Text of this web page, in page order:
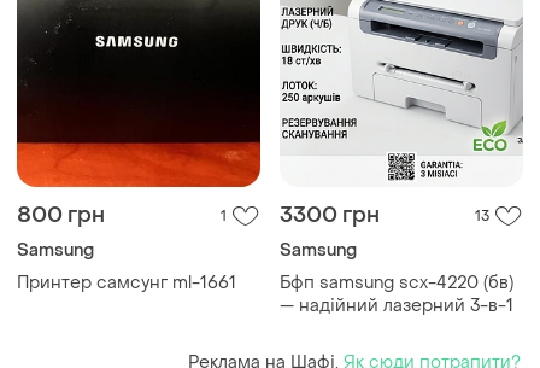
800 грн 1
Samsung
Принтер самсунг ml-1661
3300 грн 13
Samsung
Бфп samsung scx-4220 (бв)
— надійний лазерний 3-в-1
Реклама на Шафі. Як сюди потрапити?